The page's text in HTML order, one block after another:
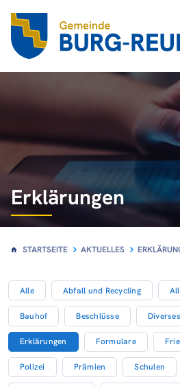
Erklärungen
STARTSEITE AKTUELLES
Alle Abfall und Recycling
Bauhof Beschlüsse Diverses
Erklärungen Formulare
Polizei Prämien Schulen